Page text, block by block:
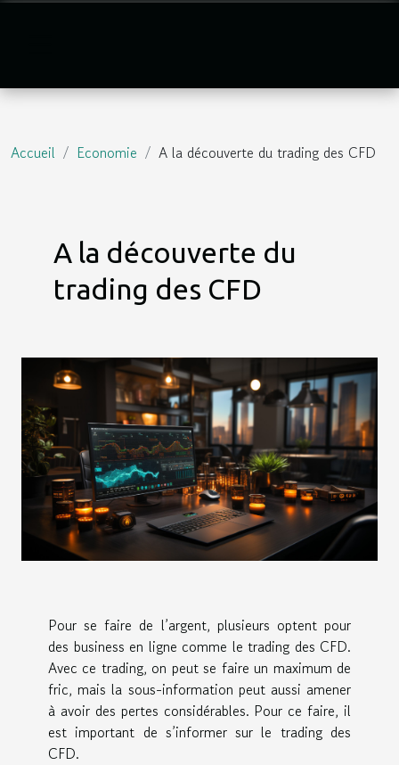
Accueil Economie A la découverte du trading des CFD
A la découverte du
trading des CFD
Pour se faire de l’argent, plusieurs optent pour
des business en ligne comme le trading des CFD.
Avec ce trading, on peut se faire un maximum de
fric, mais la sous-information peut aussi amener
à avoir des pertes considérables. Pour ce faire, il
est important de s’informer sur le trading des
CFD.